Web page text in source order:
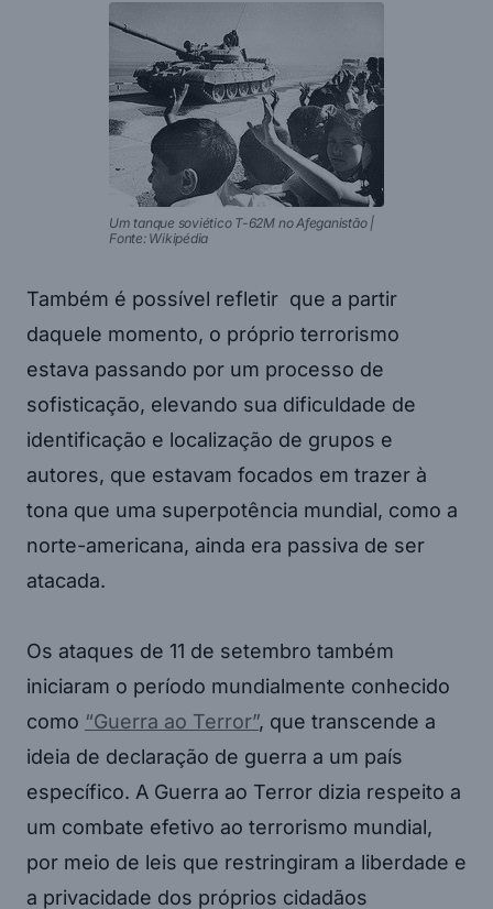
Um tanque soviético T-62M no Afeganistão |
Fonte: Wikipédia
Também é possível refletir que a partir
daquele momento, o próprio terrorismo
estava passando por um processo de
sofisticação, elevando sua dificuldade de
identificação e localização de grupos e
autores, que estavam focados em trazer à
tona que uma superpotência mundial, como a
norte-americana, ainda era passiva de ser
atacada.
Os ataques de 11 de setembro também
iniciaram o período mundialmente conhecido
como “Guerra ao Terror”, que transcende a
ideia de declaração de guerra a um país
específico. A Guerra ao Terror dizia respeito a
um combate efetivo ao terrorismo mundial,
por meio de leis que restringiram a liberdade e
a privacidade dos próprios cidadãos